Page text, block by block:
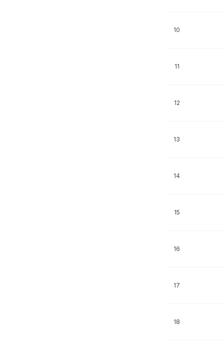
10
11
12
13
14
15
16
17
18